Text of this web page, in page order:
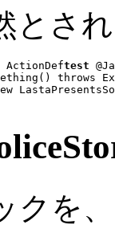
とさ
ActionDeftest
throws
クを